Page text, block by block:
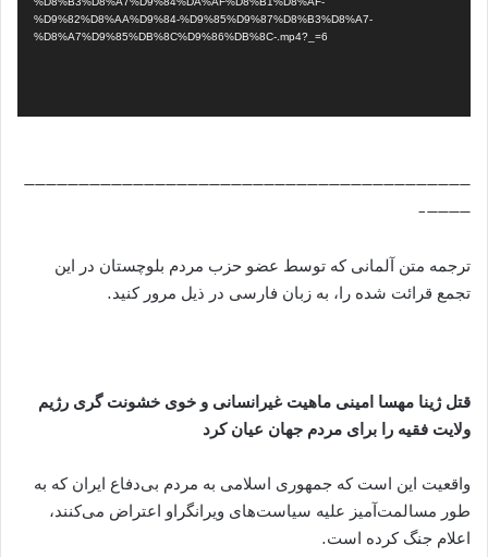
%D9%82%D8%AA%D9%84-%D9%85%D9%87%D8%B3%D8%A7-
%D8%A7%D9%85%DB%8C%D9%86%DB%8C-.mp4?_=6
—————————————————————————————————————————
————-
ترجمه متن آلمانی که توسط عضو حزب مردم بلوچستان در این
تجمع قرائت شده را، به زبان فارسی در ذیل مرور کنید.
قتل ژینا مهسا امینی ماهیت غیرانسانی و خوی خشونت گری رژیم
ولایت فقیه را برای مردم جهان عیان کرد
واقعیت این است که جمهوری اسلامی به مردم بی‌دفاع ایران که به
طور مسالمت‌آمیز علیه سیاست‌های ویرانگراو اعتراض می‌کنند،
اعلام جنگ کرده است.